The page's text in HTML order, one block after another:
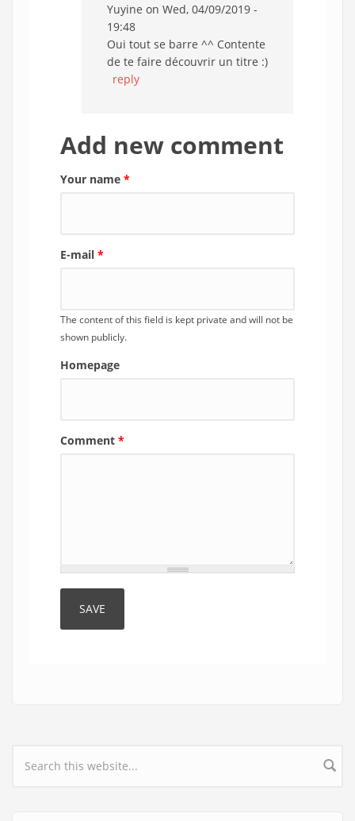
Yuyine on Wed, 04/09/2019 -
19:48
Oui tout se barre ^^ Contente
de te faire découvrir un titre :)
reply
Add new comment
Your name *
E-mail *
The content of this field is kept private and will not be
shown publicly.
Homepage
Comment *
Search form